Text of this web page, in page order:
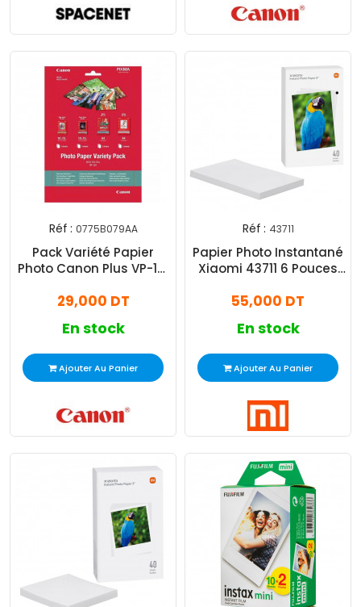
Réf : 0775B079AA
Pack Variété Papier
Photo Canon Plus VP-101
29,000 DT
En stock
Ajouter Au Panier
Réf : 43711
Papier Photo Instantané
Xiaomi 43711 6 Pouces
55,000 DT
En stock
Ajouter Au Panier